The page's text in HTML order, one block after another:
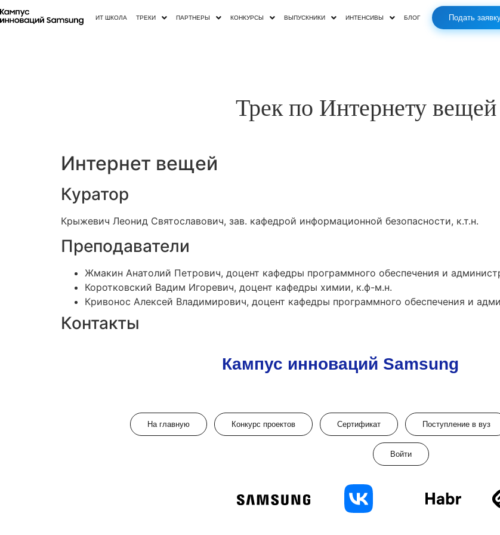
ИТ ШКОЛА ТРЕКИ ПАРТНЕРЫ КОНКУРСЫ ВЫПУСКНИКИ ИНТЕНСИВЫ БЛОГ Подать
Трек по Интернету
Интернет вещей
Куратор
Крыжевич Леонид Святославович, зав. кафедрой информационной безопасности, к.т.н.
Преподаватели
Жмакин Анатолий Петрович, доцент кафедры программного обеспечения и
Коротковский Вадим Игоревич, доцент кафедры химии, к.ф-м.н.
Кривонос Алексей Владимирович, доцент кафедры программного обеспечения и
Контакты
Кампус инноваций Samsung
На главную Конкурс проектов Сертификат Поступление в вуз
Войти